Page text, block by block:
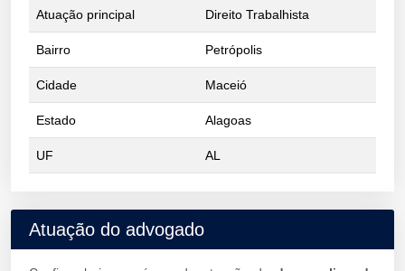
Atuação principal Direito Trabalhista
Bairro Petrópolis
Cidade Maceió
Estado Alagoas
UF AL
Atuação do advogado